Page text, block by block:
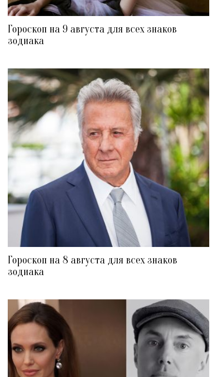
Гороскоп на 9 августа для всех знаков
зодиака
Гороскоп на 8 августа для всех знаков
зодиака